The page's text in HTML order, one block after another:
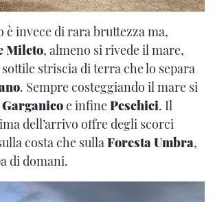
è invece di rara bruttezza ma,
Mileto, almeno si rivede il mare,
striscia di terra che lo separa
. Sempre costeggiando il mare si
e infinePeschici. Il
dell’arrivo offre degli scorci
costa che sullaForesta Umbra,
di domani.